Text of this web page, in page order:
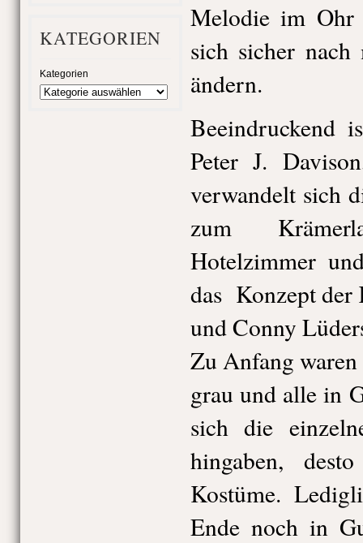
KATEGORIEN
Kategorien
Melodie im Ohr
sich sicher nach
ändern.
Beeindruckend
Peter J.
verwandelt sich
zum
Hotelzimmer
das Konzept der
und Conny
Zu Anfang
grau und alle in
sich die
hingaben,
Kostüme.
Ende noch in